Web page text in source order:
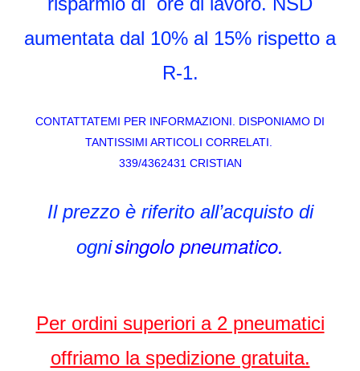
aumentata dal 10% al 15% rispetto a
R-1.
CONTATTATEMI PER INFORMAZIONI. DISPONIAMO DI
TANTISSIMI ARTICOLI CORRELATI.
339/4362431 CRISTIAN
Il prezzo è riferito all’acquisto di
ognisingolo pneumatico.
Per ordini superiori a 2 pneumatici
offriamo la spedizione gratuita.